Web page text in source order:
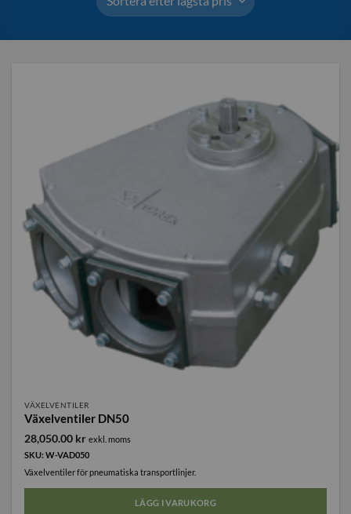
VÄXELVENTILER
Växelventiler DN50
28,050.00 kr exkl. moms
SKU: W-VAD050
Växelventiler för pneumatiska transportlinjer.
LÄGG I VARUKORG